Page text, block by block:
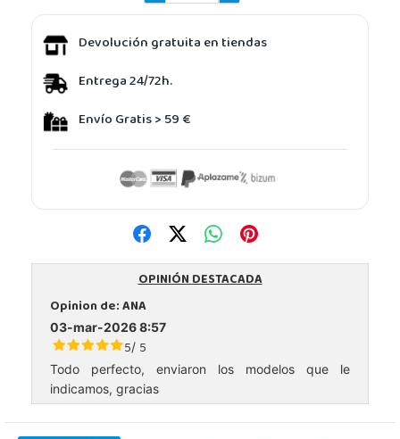
Devolución gratuita en tiendas
Entrega 24/72h.
Envío Gratis > 59 €
OPINIÓN DESTACADA
Opinion de:ANA
03-mar-2026 8:57
5/ 5
Todo perfecto, enviaron los modelos que le
indicamos, gracias